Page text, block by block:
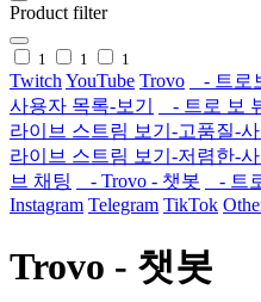
Product filter
1 1 1
Twitch YouTube Trovo
- 트로
사용자 목록-보기
- 트로 보
라이브 스트림 보기-고품질-
라이브 스트림 보기-저렴한-
브 채팅
- Trovo - 챗봇 - 트
Instagram Telegram TikTok
Trovo - 챗봇